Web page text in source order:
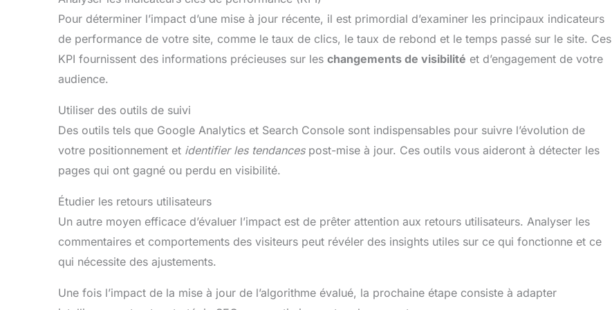
Pour déterminer l’impact d’une mise à jour récente, il est primordial d’examiner les principaux indicateurs
de performance de votre site, comme le taux de clics, le taux de rebond et le temps passé sur le site. Ces
KPI fournissent des informations précieuses sur les changements de visibilité et d’engagement de votre
audience.
Utiliser des outils de suivi
Des outils tels que Google Analytics et Search Console sont indispensables pour suivre l’évolution de
votre positionnement et identifier les tendancespost-mise à jour. Ces outils vous aideront à détecter les
pages qui ont gagné ou perdu en visibilité.
Étudier les retours utilisateurs
Un autre moyen efficace d’évaluer l’impact est de prêter attention aux retours utilisateurs. Analyser les
commentaires et comportements des visiteurs peut révéler des insights utiles sur ce qui fonctionne et ce
qui nécessite des ajustements.
Une fois l’impact de la mise à jour de l’algorithme évalué, la prochaine étape consiste à adapter